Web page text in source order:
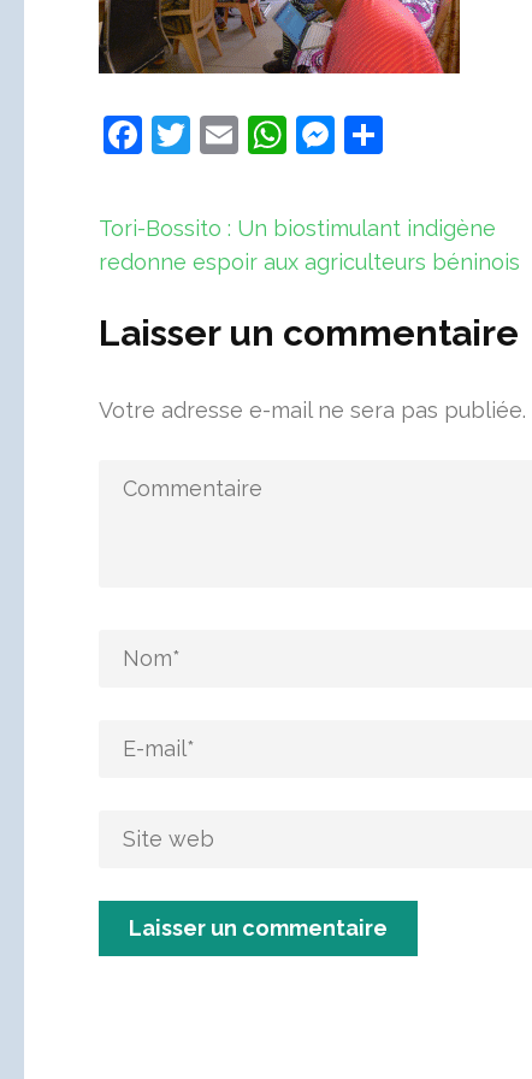
Facebook
Twitter
EmailWhatsApp
Messenger
Navigation
de
Tori-Bossito : Un biostimulant indigène
redonne espoir aux agriculteurs béninois
Laisser un commentaire
Votre adresse e-mail ne sera pas publiée.